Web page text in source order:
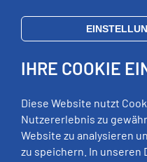
Di:
09:00 - 12:00
Mi:
geschlossen
Fr:
09:00 - 12:00
RECHTLICHES
IHRE COOKIE
Diese Website nutzt
Nutzererlebnis zu
Website zu analysieren
zu speichern. In